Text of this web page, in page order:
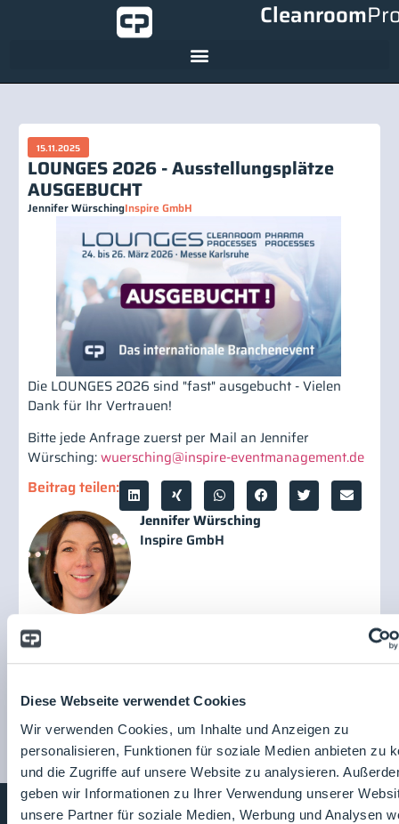
Diese Webseite verwendet Cookies
Wir verwenden Cookies, um Inhalte und Anzeigen zu
personalisieren, Funktionen für soziale Medien anbieten zu
und die Zugriffe auf unsere Website zu analysieren.
geben wir Informationen zu Ihrer Verwendung unserer
unsere Partner für soziale Medien, Werbung und Analysen
Cleanroom
15.11.2025
LOUNGES 2026 - Ausstellungsplätze
AUSGEBUCHT
Jennifer WürschingInspire GmbH
Die LOUNGES 2026 sind "fast" ausgebucht - Vielen
Dank für Ihr Vertrauen!
Bitte jede Anfrage zuerst per Mail an Jennifer
Würsching:wuersching@inspire-eventmanagement.de
Beitrag teilen:
Jennifer Würsching
Inspire GmbH